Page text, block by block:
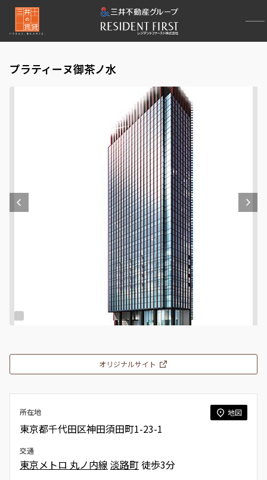
プラティーヌ御茶ノ水
オリジナルサイト
所在地 地図
東京都千代田区神田須田町1-23-1
交通
東京メトロ 丸ノ内線 淡路町徒歩3分